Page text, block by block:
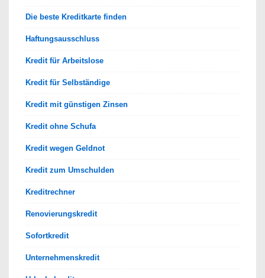
Die beste Kreditkarte finden
Haftungsausschluss
Kredit für Arbeitslose
Kredit für Selbständige
Kredit mit günstigen Zinsen
Kredit ohne Schufa
Kredit wegen Geldnot
Kredit zum Umschulden
Kreditrechner
Renovierungskredit
Sofortkredit
Unternehmenskredit